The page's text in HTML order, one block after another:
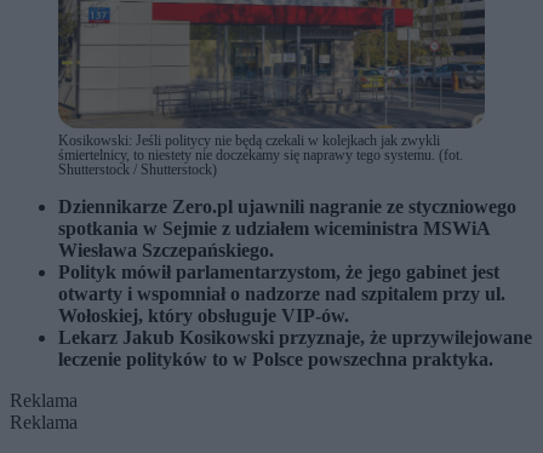
Kosikowski: Jeśli politycy nie będą czekali w kolejkach jak zwykli
śmiertelnicy, to niestety nie doczekamy się naprawy tego systemu. (fot.
Shutterstock / Shutterstock)
Dziennikarze Zero.pl ujawnili nagranie ze styczniowego
spotkania w Sejmie z udziałem wiceministra MSWiA
Wiesława Szczepańskiego.
Polityk mówił parlamentarzystom, że jego gabinet jest
otwarty i wspomniał o nadzorze nad szpitalem przy ul.
Wołoskiej, który obsługuje VIP-ów.
Lekarz Jakub Kosikowski przyznaje, że uprzywilejowane
leczenie polityków to w Polsce powszechna praktyka.
Reklama
Reklama